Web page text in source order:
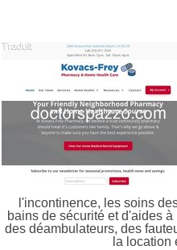
l'incontinence, les soins
bains de sécurité et d'aides
des déambulateurs, des
la location